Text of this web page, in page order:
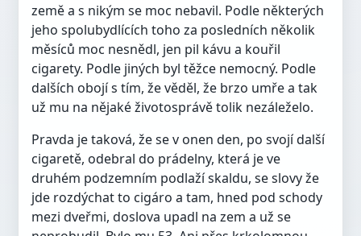
země a s nikým se moc nebavil. Podle některých
jeho spolubydlících toho za posledních několik
měsíců moc nesnědl, jen pil kávu a kouřil
cigarety. Podle jiných byl těžce nemocný. Podle
dalších obojí s tím, že věděl, že brzo umře a tak
už mu na nějaké životosprávě tolik nezáleželo.
Pravda je taková, že se v onen den, po svojí další
cigaretě, odebral do prádelny, která je ve
druhém podzemním podlaží skaldu, se slovy že
jde rozdýchat to cigáro a tam, hned pod schody
mezi dveřmi, doslova upadl na zem a už se